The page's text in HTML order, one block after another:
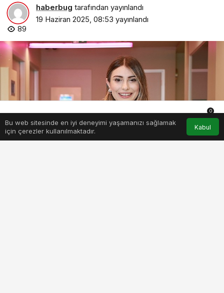
haberbug tarafından yayınlandı
19 Haziran 2025, 08:53 yayınlandı
89
Bu web sitesinde en iyi deneyimi yaşamanızı sağlamak
için çerezler kullanılmaktadır.
Kabul
Anasayfa Akış Hesabım Bildirimler
0